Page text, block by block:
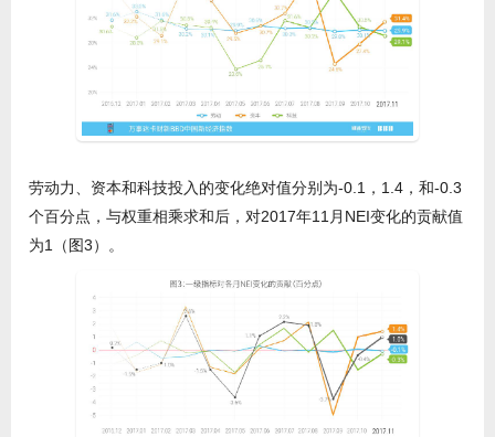
劳动力、资本和科技投入的变化绝对值分别为-0.1，1.4，和-0.3
个百分点，与权重相乘求和后，对2017年11月NEI变化的贡献值
为1（图3）。